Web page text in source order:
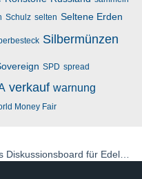
für Edelmetalle & Rohstoffe
Schulz selten Seltene Erden
Silbermünzen
SPD spread
verkauf warnung
Money Fair